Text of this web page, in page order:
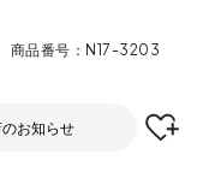
商品番号 N17-3203
お知らせ